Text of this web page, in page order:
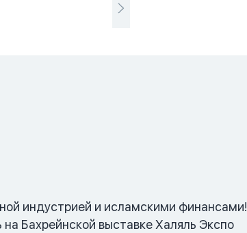
индустрией и исламскими финансами!
Бахрейнской выставке Халяль Экспо